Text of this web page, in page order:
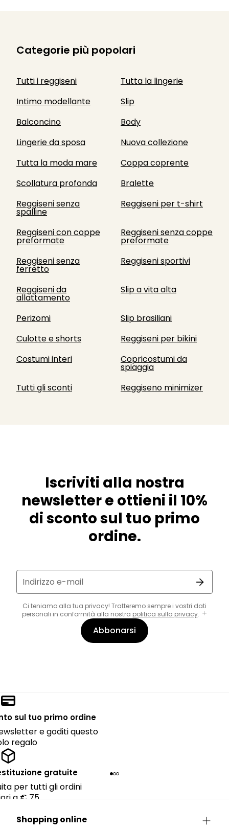
Categorie più popolari
Tutti i reggiseni
Tutta la lingerie
Intimo modellante
Slip
Balconcino
Body
Lingerie da sposa
Nuova collezione
Tutta la moda mare
Coppa coprente
Scollatura profonda
Bralette
Reggiseni senza
spalline
Reggiseni per t-shirt
Reggiseni con coppe
preformate
Reggiseni senza coppe
preformate
Reggiseni senza
ferretto
Reggiseni sportivi
Reggiseni da
allattamento
Slip a vita alta
Perizomi
Slip brasiliani
Culotte e shorts
Reggiseni per bikini
Costumi interi
Copricostumi da
spiaggia
Tutti gli sconti
Reggiseno minimizer
Iscriviti alla nostra
newsletter e ottieni il 10%
di sconto sul tuo primo
ordine.
Indirizzo e-mail
Ci teniamo alla tua privacy! Tratteremo sempre i vostri dati
personali in conformità alla nostra politica sulla privacy.
Abbonarsi
sul tuo primo ordine
e goditi questo
regalo
gratuite
per tutti gli ordini
a € 75.
Shopping online